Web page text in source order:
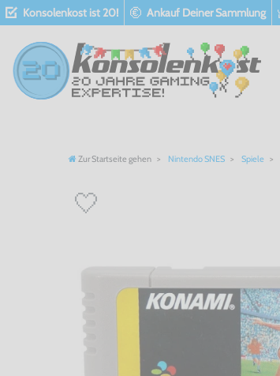
Konsolenkost ist 20! Ankauf Deiner Sammlung
Zur Startseite gehen Nintendo SNES Spiele